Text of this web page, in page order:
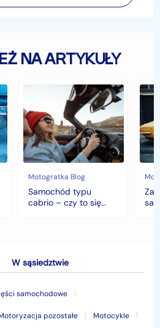
NA ARTYKUŁY
Samochód
cabrio
–
czy
to
się
opłaca
w
polskim
klimacie?
Motogratka Blog
Samochód typu
cabrio – czy to się
czyli
samochodowe
pozostałe Motocykle
W sąsiedztwie